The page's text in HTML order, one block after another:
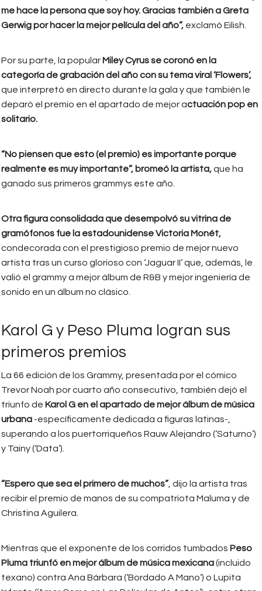
me hace la persona que soy hoy. Gracias también a Greta
Gerwig por hacer la mejor película del año”, exclamó Eilish.
Por su parte, la popular Miley Cyrus se coronó en la
categoría de grabación del año con su tema viral ‘Flowers’,
que interpretó en directo durante la gala y que también le
deparó el premio en el apartado de mejor actuación pop en
solitario.
“No piensen que esto (el premio) es importante porque
realmente es muy importante”, bromeó la artista,que ha
ganado sus primeros grammys este año.
Otra figura consolidada que desempolvó su vitrina de
gramófonos fue la estadounidense Victoria Monét,
condecorada con el prestigioso premio de mejor nuevo
artista tras un curso glorioso con ‘Jaguar II’ que, además, le
valió el grammy a mejor álbum de R&B y mejor ingeniería de
sonido en un álbum no clásico.
Karol G y Peso Pluma logran sus
primeros premios
La 66 edición de los Grammy, presentada por el cómico
Trevor Noah por cuarto año consecutivo, también dejó el
triunfo de Karol G en el apartado de mejor álbum de música
urbana -específicamente dedicada a figuras latinas-,
superando a los puertorriqueños Rauw Alejandro (‘Saturno’)
y Tainy (‘Data’).
“Espero que sea el primero de muchos” , dijo la artista tras
recibir el premio de manos de su compatriota Maluma y de
Christina Aguilera.
Mientras que el exponente de los corridos tumbados Peso
Pluma triunfó en mejor álbum de música mexicana(incluido
texano) contra Ana Bárbara (‘Bordado A Mano’) o Lupita